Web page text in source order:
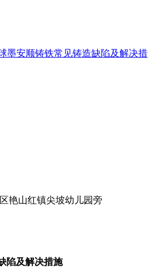
墨安顺铸铁常见铸造缺陷及解决措
艳山红镇尖坡幼儿园旁
陷及解决措施